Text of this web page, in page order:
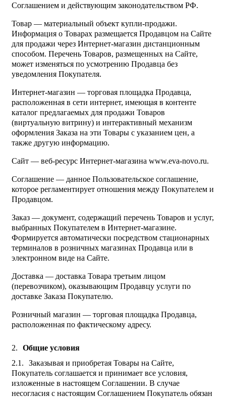
Соглашением и действующим законодательством РФ.
Товар — материальный объект купли-продажи.
Информация о Товарах размещается Продавцом на Сайте
для продажи через Интернет-магазин дистанционным
способом. Перечень Товаров, размещенных на Сайте,
может изменяться по усмотрению Продавца без
уведомления Покупателя.
Интернет-магазин — торговая площадка Продавца,
расположенная в сети интернет, имеющая в контенте
каталог предлагаемых для продажи Товаров
(виртуальную витрину) и интерактивный механизм
оформления Заказа на эти Товары с указанием цен, а
также другую информацию.
Сайт — веб-ресурс Интернет-магазина www.eva-novo.ru.
Соглашение — данное Пользовательское соглашение,
которое регламентирует отношения между Покупателем и
Продавцом.
Заказ — документ, содержащий перечень Товаров и услуг,
выбранных Покупателем в Интернет-магазине.
Формируется автоматически посредством стационарных
терминалов в розничных магазинах Продавца или в
электронном виде на Сайте.
Доставка — доставка Товара третьим лицом
(перевозчиком), оказывающим Продавцу услуги по
доставке Заказа Покупателю.
Розничный магазин — торговая площадка Продавца,
расположенная по фактическому адресу.
Общие условия
Заказывая и приобретая Товары на Сайте,
Покупатель соглашается и принимает все условия,
изложенные в настоящем Соглашении. В случае
несогласия с настоящим Соглашением Покупатель обязан